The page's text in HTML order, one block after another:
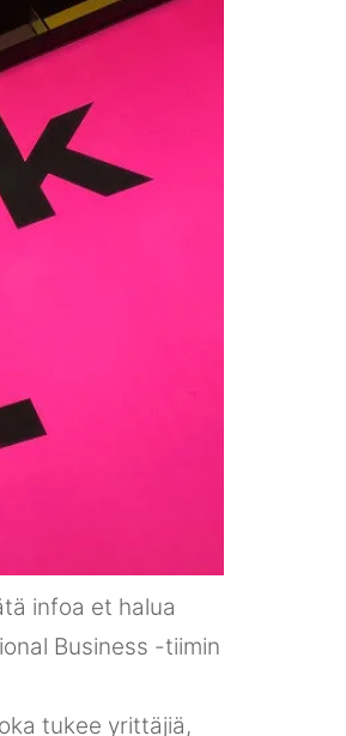
infoa et halua
Business -tiimin
tukee yrittäjiä,